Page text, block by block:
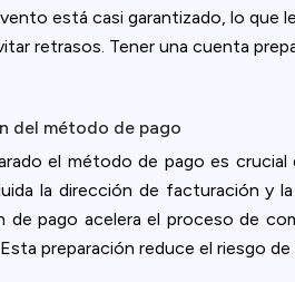
está casi garantizado, lo que
retrasos. Tener una cuenta
del método de pago
el método de pago es
la dirección de facturación y
de pago acelera el proceso de
preparación reduce el riesgo